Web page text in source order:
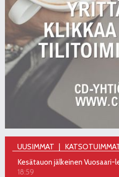
UUSIMMAT
Kesätauon jälkeinen Vuosaari-
18:59